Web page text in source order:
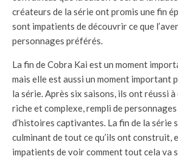
créateurs de la série ont promis une fin
sont impatients de découvrir ce que
personnages préférés.
La fin de Cobra Kai est un moment
mais elle est aussi un moment important
la série. Après six saisons, ils ont réussi
riche et complexe, rempli de
d’histoires captivantes. La fin de la série
culminant de tout ce qu’ils ont construit,
impatients de voir comment tout cela va